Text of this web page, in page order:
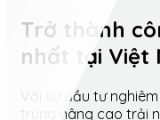
Trở thành
nhất tại Việt
Với sự đầu tư
trung nâng cao trải